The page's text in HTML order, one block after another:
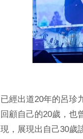
已經出道20年的呂珍
回顧自己的20歲，也
現，展現出自己30歲